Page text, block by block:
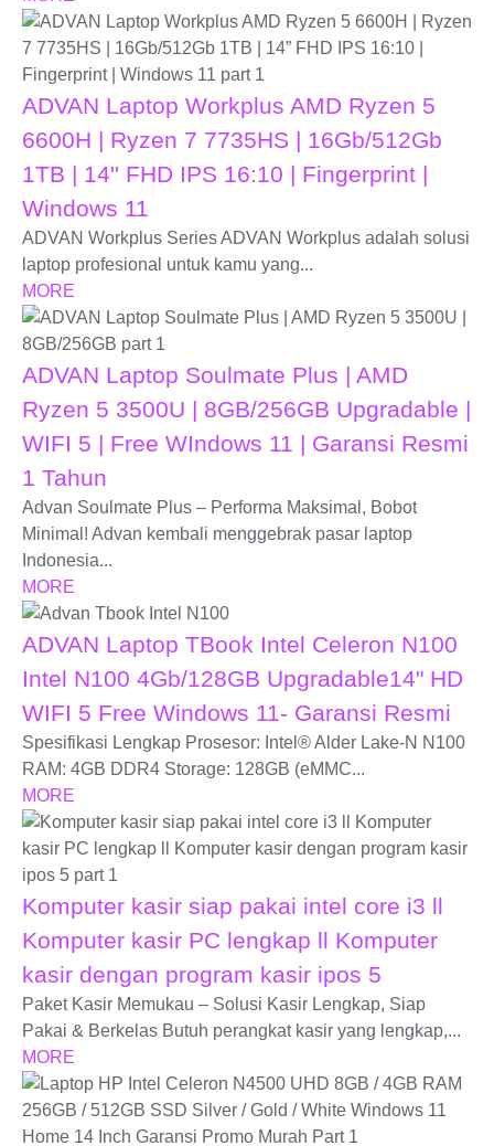
ADVAN Laptop Workplus AMD Ryzen 5
6600H | Ryzen 7 7735HS | 16Gb/512Gb
1TB | 14'' FHD IPS 16:10 | Fingerprint |
Windows 11
ADVAN Workplus Series ADVAN Workplus adalah solusi
laptop profesional untuk kamu yang...
MORE
ADVAN Laptop Soulmate Plus | AMD
Ryzen 5 3500U | 8GB/256GB Upgradable |
WIFI 5 | Free WIndows 11 | Garansi Resmi
1 Tahun
Advan Soulmate Plus – Performa Maksimal, Bobot
Minimal! Advan kembali menggebrak pasar laptop
Indonesia...
MORE
ADVAN Laptop TBook Intel Celeron N100
Intel N100 4Gb/128GB Upgradable14" HD
WIFI 5 Free Windows 11- Garansi Resmi
Spesifikasi Lengkap Prosesor: Intel® Alder Lake-N N100
RAM: 4GB DDR4 Storage: 128GB (eMMC...
MORE
Komputer kasir siap pakai intel core i3 ll
Komputer kasir PC lengkap ll Komputer
kasir dengan program kasir ipos 5
Paket Kasir Memukau – Solusi Kasir Lengkap, Siap
Pakai & Berkelas Butuh perangkat kasir yang lengkap,...
MORE